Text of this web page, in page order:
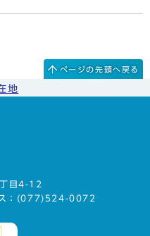
ページの先頭へ戻る
地
目4-12
：(077)524-0072